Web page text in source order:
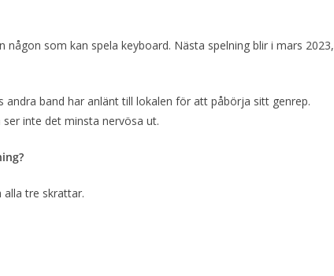
någon som kan spela keyboard. Nästa spelning blir i mars 2023,
band har anlänt till lokalen för att påbörja sitt genrep.
ser inte det minsta nervösa ut.
alla tre skrattar.